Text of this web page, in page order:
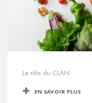
Le rôle du CLAN
EN SAVOIR PLUS